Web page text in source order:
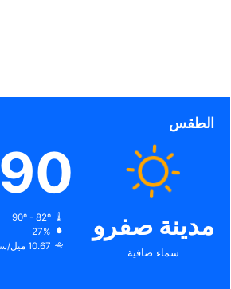
الطقس
مدينة صفرو
سماء صافية
90
90º - 82º
27%
10.67 ميل/ساعة